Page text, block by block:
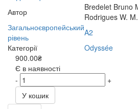
Автор
Bredelet Bruno
Rodrigues W. M.
Загальноєвропейський
рівень
A2
Категорії
Odyssée
900.00₴
Є в наявності
-
+
У кошик